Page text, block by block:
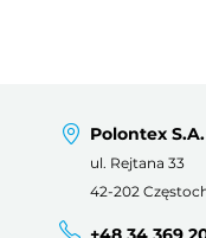
Polontex
ul. Rejtana 33
42-202